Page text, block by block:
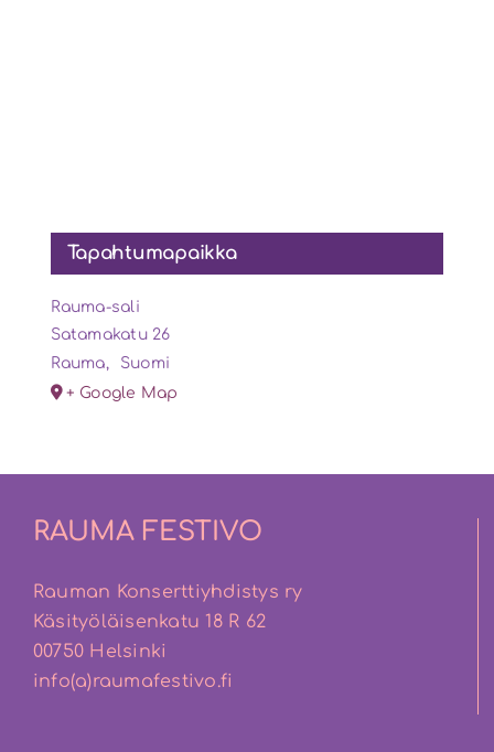
Tapahtumapaikka
Rauma-sali
Satamakatu 26
Rauma,
Suomi
+ Google Map
RAUMA FESTIVO
Rauman Konserttiyhdistys ry
Käsityöläisenkatu 18 R 62
00750 Helsinki
info(a)raumafestivo.fi